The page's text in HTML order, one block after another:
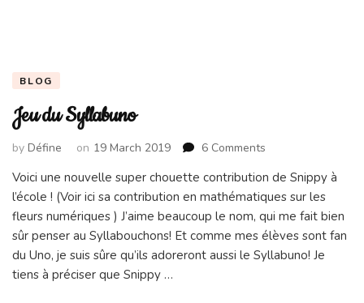
BLOG
Jeu du Syllabuno
by Défine on 19 March 2019 6 Comments
du
Syllabuno
Voici une nouvelle super chouette contribution de Snippy à
l’école ! (Voir ici sa contribution en mathématiques sur les
fleurs numériques ) J’aime beaucoup le nom, qui me fait bien
sûr penser au Syllabouchons! Et comme mes élèves sont fan
du Uno, je suis sûre qu’ils adoreront aussi le Syllabuno! Je
tiens à préciser que Snippy …